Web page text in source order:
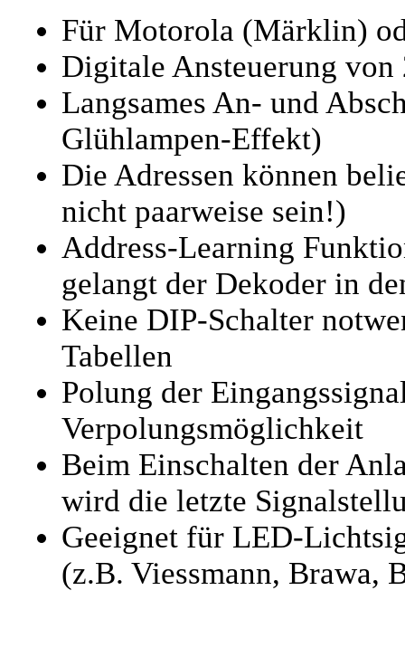
Für Motorola (Märklin)
Digitale Ansteuerung
Langsames An- und
Glühlampen-Effekt)
Die Adressen können
nicht paarweise sein!)
Address-Learning
gelangt der Dekoder in
Keine DIP-Schalter
Tabellen
Polung der
Verpolungsmöglichkeit
Beim Einschalten der
wird die letzte
Geeignet für LED-
(z.B. Viessmann, Brawa,